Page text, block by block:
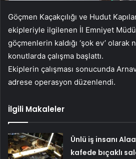
Göçmen Kaçakçılığı ve Hudut
ekipleriyle ilgilenen İl Emniyet
göçmenlerin kaldığı ‘şok ev’ olarak
konutlarda çalışma başlattı.
Ekiplerin çalışması sonucunda
adrese operasyon düzenlendi.
İlgili Makaleler
Ünlü iş insanı
kafede bıçaklı